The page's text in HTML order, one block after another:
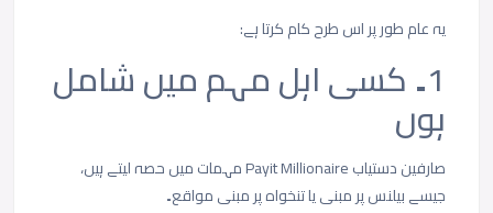
یہعامطورپراسطرحکامکرتاہے:
1۔ کسیاہلمہممیںشامل
ہوں
صارفیندستیاب مہماتمیںحصہلیتےہیں،
جیسےبیلنسپرمبنییاتنخواہپرمبنیمواقع۔